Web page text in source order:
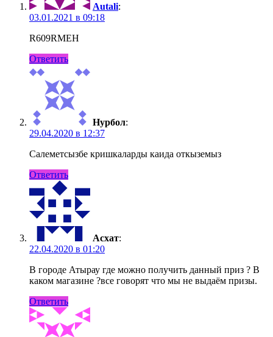
Autali:
03.01.2021 в 09:18
R609RMEH
Ответить
Нурбол:
29.04.2020 в 12:37
Салеметсызбе кришкаларды каида откыземыз
Ответить
Асхат:
22.04.2020 в 01:20
В городе Атырау где можно получить данный приз ? В
каком магазине ?все говорят что мы не выдаём призы.
Ответить